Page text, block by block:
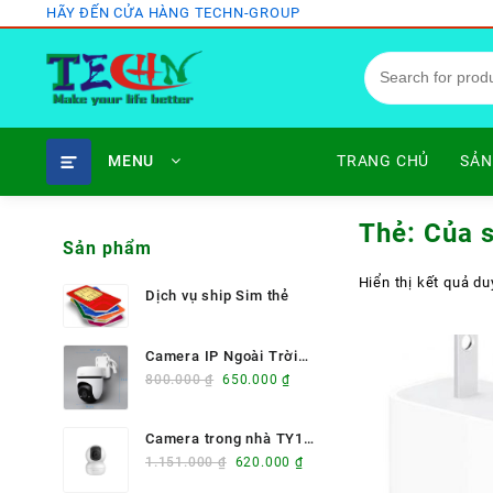
to
content
HÃY ĐẾN CỬA HÀNG TECHN-GROUP
MENU TRANG CHỦ
Thẻ: Của
Hiển thị kết quả
Sản phẩm
Dịch vụ ship Sim thẻ
Camera IP Ngoài Trời
360 Độ TP-Link Tapo
800.000₫ Giá
800.000 ₫.
650.000₫
là:
650.000 ₫.
Camera trong nhà TY1
(4.0MP)
1.151.000₫ Giá
620.000₫Giá